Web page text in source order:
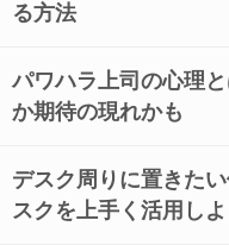
る方法
パワハラ上司の心理
か期待の現れかも
デスク周りに置きた
スクを上手く活用しよ